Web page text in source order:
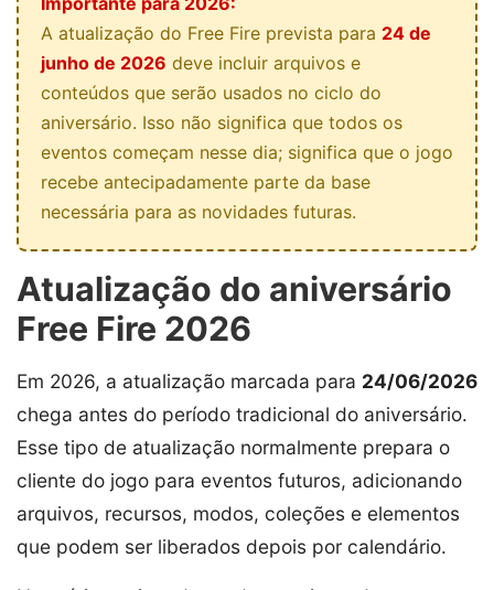
A atualização do Free Fire prevista para 24 de
junho de 2026 deve incluir arquivos e
conteúdos que serão usados no ciclo do
aniversário. Isso não significa que todos os
eventos começam nesse dia; significa que o jogo
recebe antecipadamente parte da base
necessária para as novidades futuras.
Atualização do aniversário
Free Fire 2026
Em 2026, a atualização marcada para 24/06/2026
chega antes do período tradicional do aniversário.
Esse tipo de atualização normalmente prepara o
cliente do jogo para eventos futuros, adicionando
arquivos, recursos, modos, coleções e elementos
que podem ser liberados depois por calendário.